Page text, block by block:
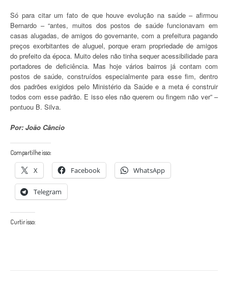
Só para citar um fato de que houve evolução na saúde – afirmou
Bernardo – “antes, muitos dos postos de saúde funcionavam em
casas alugadas, de amigos do governante, com a prefeitura pagando
preços exorbitantes de aluguel, porque eram propriedade de amigos
do prefeito da época. Muito deles não tinha sequer acessibilidade para
portadores de deficiência. Mas hoje vários bairros já contam com
postos de saúde, construídos especialmente para esse fim, dentro
dos padrões exigidos pelo Ministério da Saúde e a meta é construir
todos com esse padrão. E isso eles não querem ou fingem não ver” –
pontuou B. Silva.
Por: João Câncio
Compartilhe isso:
X Facebook WhatsApp
Telegram
Curtir isso: